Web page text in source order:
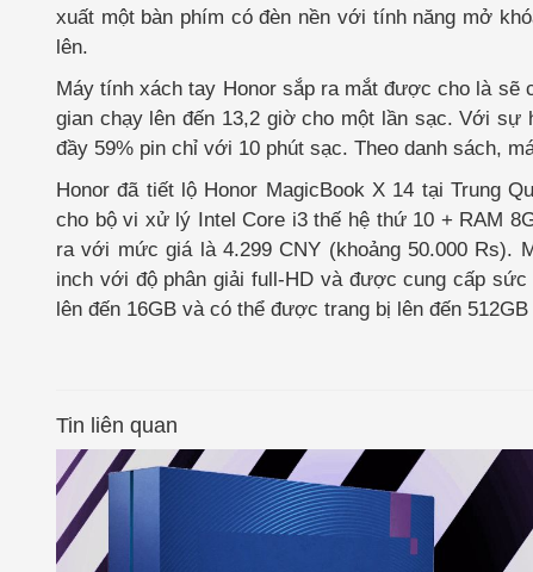
xuất một bàn phím có đèn nền với tính năng mở
lên.
Máy tính xách tay Honor sắp ra mắt được cho là
gian chạy lên đến 13,2 giờ cho một lần sạc. Với
đầy 59% pin chỉ với 10 phút sạc. Theo danh sách,
Honor đã tiết lộ Honor MagicBook X 14 tại Trung
cho bộ vi xử lý Intel Core i3 thế hệ thứ 10 + RAM
ra với mức giá là 4.299 CNY (khoảng 50.000 Rs).
inch với độ phân giải full-HD và được cung cấp
lên đến 16GB và có thể được trang bị lên đến
Tin liên quan